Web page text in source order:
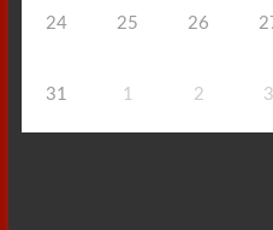
24 25 26
31 1 2 3